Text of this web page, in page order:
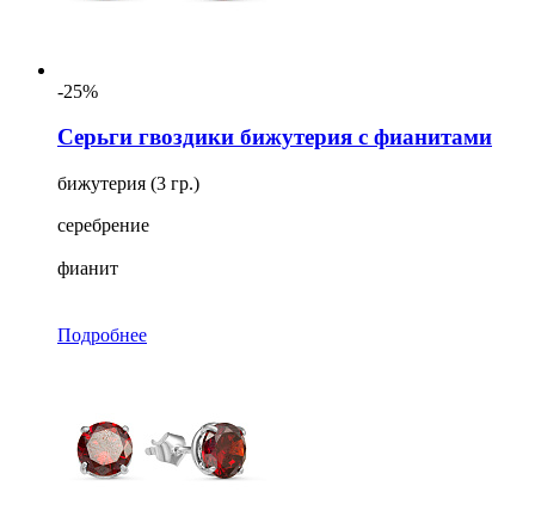
-25%
Серьги гвоздики бижутерия с фианитами
бижутерия (3 гр.)
серебрение
фианит
Подробнее